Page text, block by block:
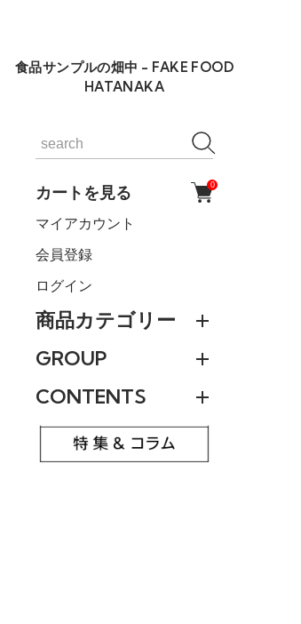
食品サンプルの畑中 - FAKE FOOD
HATANAKA
カートを見る 0
マイアカウント
会員登録
ログイン
商品カテゴリー
GROUP
CONTENTS